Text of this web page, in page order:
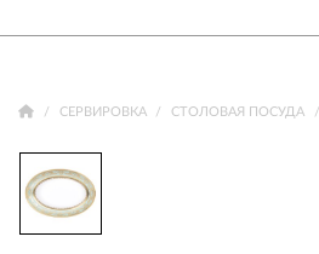
СЕРВИРОВКА СТОЛОВАЯ ПОСУДА